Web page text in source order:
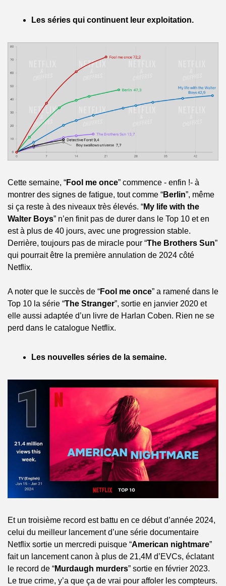
Les séries qui continuent leur exploitation.
Cette semaine, “Fool me once” commence - enfin !- à
montrer des signes de fatigue, tout comme “Berlin”, même
si ça reste à des niveaux très élevés. “My life with the
Walter Boys” n’en finit pas de durer dans le Top 10 et en
est à plus de 40 jours, avec une progression stable.
Derrière, toujours pas de miracle pour “The Brothers Sun”
qui pourrait être la première annulation de 2024 côté
Netflix.
A noter que le succès de “Fool me once” a ramené dans le
Top 10 la série “The Stranger”, sortie en janvier 2020 et
elle aussi adaptée d’un livre de Harlan Coben. Rien ne se
perd dans le catalogue Netflix.
Les nouvelles séries de la semaine.
Et un troisième record est battu en ce début d’année 2024,
celui du meilleur lancement d’une série documentaire
Netflix sortie un mercredi puisque “American nightmare”
fait un lancement canon à plus de 21,4M d’EVCs, éclatant
le record de “Murdaugh murders” sortie en février 2023.
Le true crime, y’a que ça de vrai pour affoler les compteurs.